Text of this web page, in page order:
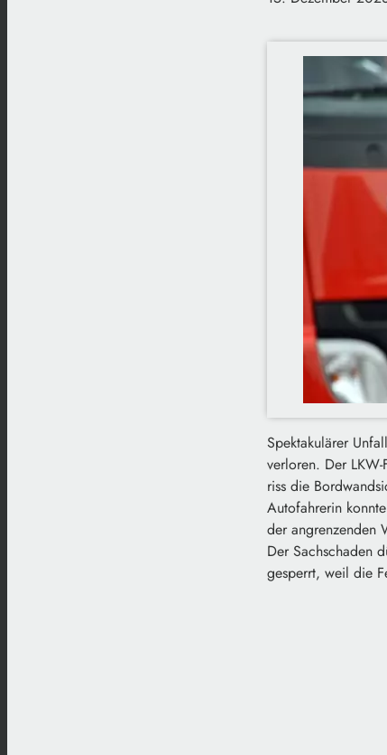
Spektakulärer
verloren. Der
riss die
Autofahrerin
der angrenzenden
Der Sachschaden
gesperrt, weil die